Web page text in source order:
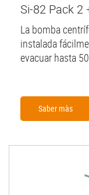
Si-82 Pack 2
La bomba
instalada
evacuar hasta
Saber màs